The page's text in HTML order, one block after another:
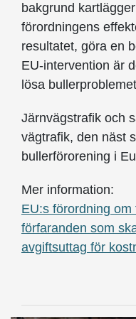
bakgrund
förordningens
resultatet, göra en
EU-intervention är
lösa
Järnvägstrafik och
vägtrafik, den näst
bullerförorening i
Mer information:
EU:s förordning
förfaranden som
avgiftsuttag för